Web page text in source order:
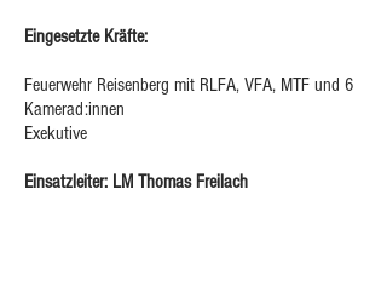
Eingesetzte Kräfte:
Feuerwehr Reisenberg mit RLFA, VFA, MTF und 6
Kamerad:innen
Exekutive
Einsatzleiter: LM Thomas Freilach